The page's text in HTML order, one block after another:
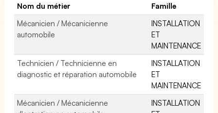
Nom du métier
Famille
Mécanicien / Mécanicienne
automobile
INSTALLATION
ET
MAINTENANCE
Technicien / Technicienne en
diagnostic et réparation automobile
INSTALLATION
ET
MAINTENANCE
Mécanicien / Mécanicienne
INSTALLATION